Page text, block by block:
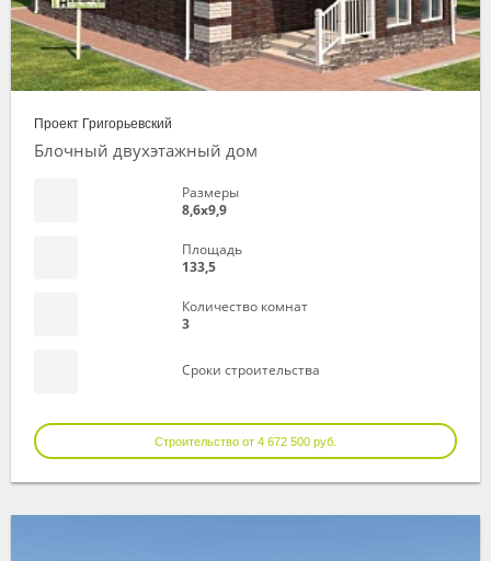
Проект Григорьевский
Блочный двухэтажный дом
Размеры
8,6х9,9
Площадь
133,5
Количество комнат
3
Сроки строительства
Строительство от 4 672 500 руб.